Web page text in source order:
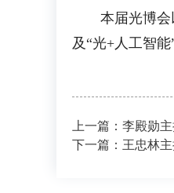
本届光博会以
及“光+人工智
上一篇：李殿勋
下一篇：王忠林